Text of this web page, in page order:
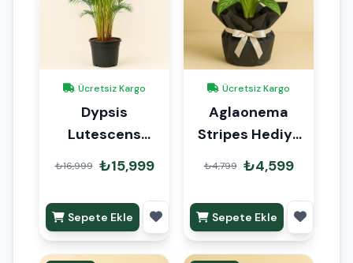
Ücretsiz Kargo
Dypsis
Lutescens
Areka Palmiyesi
220cm
₺16,999 ₺15,999
Sepete Ekle
Ücretsiz Kargo
Aglaonema
Stripes Hediye
Paketli
₺4,799 ₺4,599
Sepete Ekle